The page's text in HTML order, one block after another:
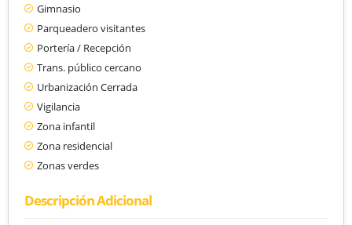
Gimnasio
Parqueadero visitantes
Portería / Recepción
Trans. público cercano
Urbanización Cerrada
Vigilancia
Zona infantil
Zona residencial
Zonas verdes
Descripción Adicional